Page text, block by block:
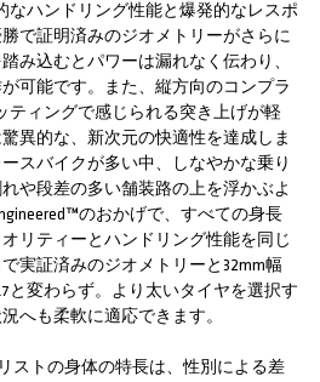
なハンドリング性能と爆発的なレスポ
で証明済みのジオメトリーがさらに
み込むとパワーは漏れなく伝わり、
可能です。また、縦方向のコンプラ
ティングで感じられる突き上げが軽
異的な、新次元の快適性を達成しま
スバイクが多い中、しなやかな乗り
や段差の多い舗装路の上を浮かぶよ
のおかげで、すべての身長
リティーとハンドリング性能を同じ
実証済みのジオメトリーと32mm幅
と変わらず。より太いタイヤを選択す
へも柔軟に適応できます。
リストの身体の特長は、性別による差